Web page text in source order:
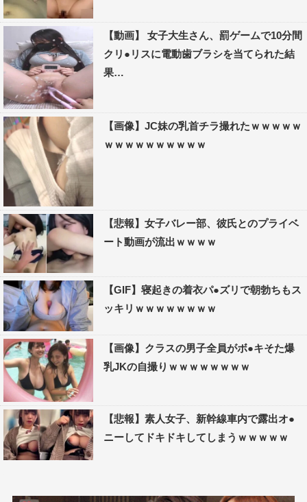
【動画】 女子大生さん、罰ゲームで10分間
クリ●リスに電動歯ブラシを当てられた結
果…
【画像】JC妹の乳首チラ撮れたｗｗｗｗｗ
ｗｗｗｗｗｗｗｗｗｗ
【悲報】女子バレー部、彼氏とのプライベ
ート動画が流出ｗｗｗｗ
【GIF】寝起きの着衣パ●ズリで朝勃ちもス
ッキリｗｗｗｗｗｗｗｗ
【画像】クラスの男子全員がボ●キそた爆
乳JKの自撮りｗｗｗｗｗｗｗｗ
【悲報】素人女子、新幹線車内で露出オ●
ニーしてドキドキしてしまうｗｗｗｗｗ